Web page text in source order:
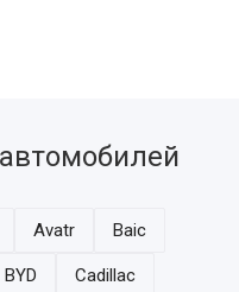
Avatr Baic
BYD Cadillac